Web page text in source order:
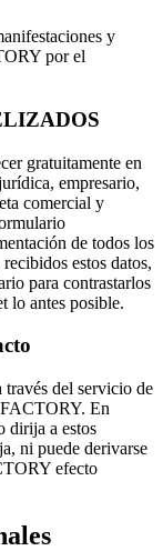
y
por el
gratuitamente en
empresario,
comercial y
de todos los
estos datos,
para contrastarlos
lo antes posible.
del servicio de
En
dirija a estos
ni puede derivarse
efecto